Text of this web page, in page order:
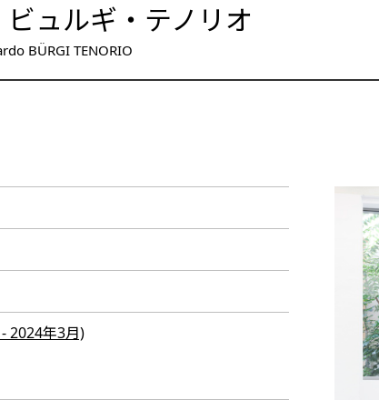
ュルギ・テノリオ
BÜRGI TENORIO
2024年3月)